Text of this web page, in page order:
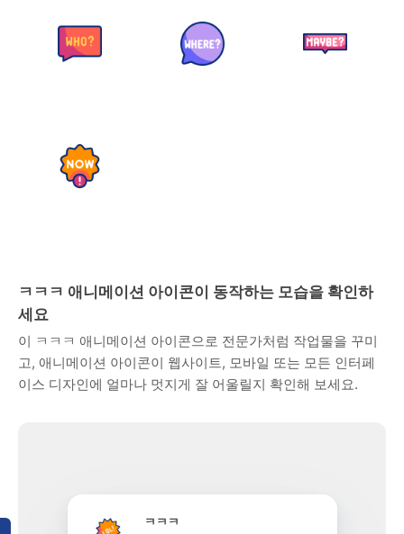
ㅋㅋㅋ 애니메이션 아이콘이 동작하는 모습을 확인하
세요
이 ㅋㅋㅋ 애니메이션 아이콘으로 전문가처럼 작업물을 꾸미
고, 애니메이션 아이콘이 웹사이트, 모바일 또는 모든 인터페
이스 디자인에 얼마나 멋지게 잘 어울릴지 확인해 보세요.
ㅋㅋㅋ